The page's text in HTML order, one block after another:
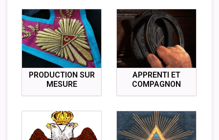
PRODUCTION SUR
MESURE
APPRENTI ET
COMPAGNON